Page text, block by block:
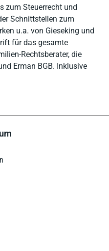
zum Steuerrecht und
Schnittstellen zum
u.a. von Gieseking und
für das gesamte
Rechtsberater, die
Erman BGB. Inklusive